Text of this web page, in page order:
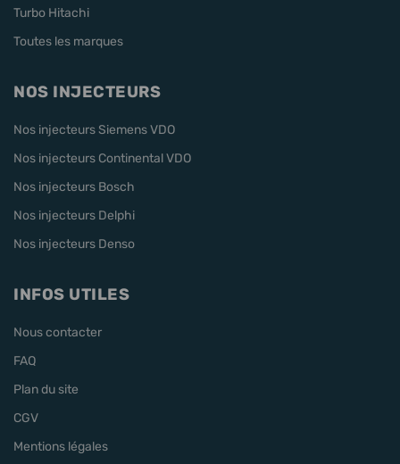
Turbo Hitachi
Toutes les marques
NOS INJECTEURS
Nos injecteurs Siemens VDO
Nos injecteurs Continental VDO
Nos injecteurs Bosch
Nos injecteurs Delphi
Nos injecteurs Denso
INFOS UTILES
Nous contacter
FAQ
Plan du site
CGV
Mentions légales